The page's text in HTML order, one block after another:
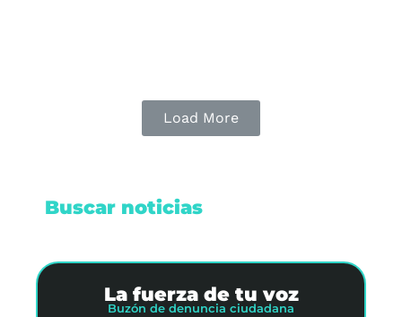
Load More
Buscar noticias
La fuerza de tu voz
Buzón de denuncia ciudadana